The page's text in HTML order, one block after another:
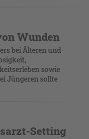
Wunden
bei Älteren und
sowie
Jüngeren sollte
Setting